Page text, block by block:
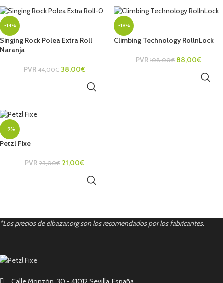
-14%
Singing Rock Polea Extra Roll
Naranja
PVR 44,00€ 38,00€
-19%
Climbing Technology RollnLock
PVR 108,00€ 88,00€
-9%
Petzl Fixe
PVR 23,00€ 21,00€
*Los precios de elbazar.org son los recomendados por los fabricantes.
Calle Monzón, 30 - 41012 Sevilla, España